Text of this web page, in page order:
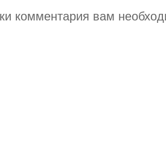
комментария вам